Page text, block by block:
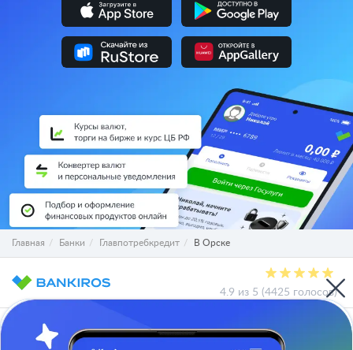
Главная Банки Главпотребкредит В Орске
4.9 из 5 (4425 голосов)